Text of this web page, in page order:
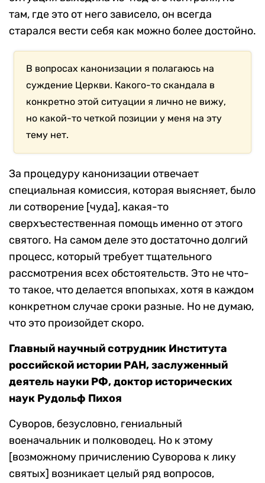
там, где это от него зависело, он всегда
старался вести себя как можно более достойно.
В вопросах канонизации я полагаюсь на
суждение Церкви. Какого-то скандала в
конкретно этой ситуации я лично не вижу,
но какой-то четкой позиции у меня на эту
тему нет.
За процедуру канонизации отвечает
специальная комиссия, которая выясняет, было
ли сотворение [чуда], какая-то
сверхъестественная помощь именно от этого
святого. На самом деле это достаточно долгий
процесс, который требует тщательного
рассмотрения всех обстоятельств. Это не что-
то такое, что делается впопыхах, хотя в каждом
конкретном случае сроки разные. Но не думаю,
что это произойдет скоро.
Главный научный сотрудник Института
российской истории РАН, заслуженный
деятель науки РФ, доктор исторических
наук Рудольф Пихоя
Суворов, безусловно, гениальный
военачальник и полководец. Но к этому
[возможному причислению Суворова к лику
святых] возникает целый ряд вопросов,